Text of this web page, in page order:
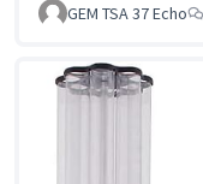
GEM TSA 37 Echo